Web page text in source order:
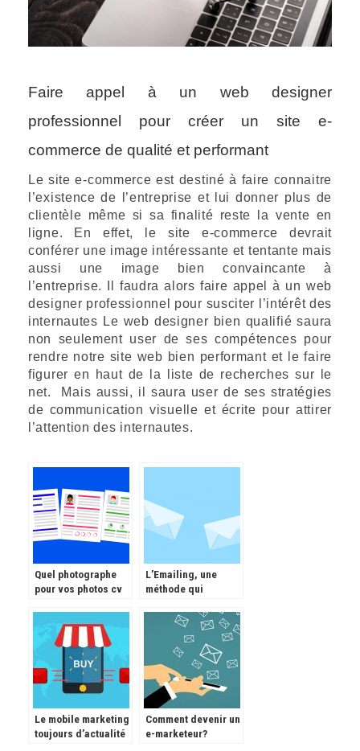
Faire appel à un web designer
professionnel pour créer un site e-
commerce de qualité et performant
Le site e-commerce est destiné à faire connaitre
l’existence de l’entreprise et lui donner plus de
clientèle même si sa finalité reste la vente en
ligne. En effet, le site e-commerce devrait
conférer une image intéressante et tentante mais
aussi une image bien convaincante à
l’entreprise. Il faudra alors faire appel à un web
designer professionnel pour susciter l’intérêt des
internautes Le web designer bien qualifié saura
non seulement user de ses compétences pour
rendre notre site web bien performant et le faire
figurer en haut de la liste de recherches sur le
net. Mais aussi, il saura user de ses stratégies
de communication visuelle et écrite pour attirer
l’attention des internautes.
Quel photographe
pour vos photos cv
L’Emailing, une
méthode qui
Le mobile marketing
toujours d’actualité
Comment devenir un
e-marketeur?